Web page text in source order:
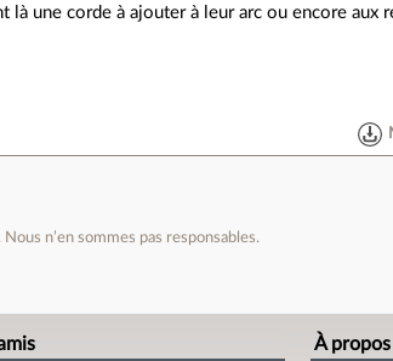
là une corde à ajouter à leur arc ou encore aux
n’en sommes pas responsables.
À